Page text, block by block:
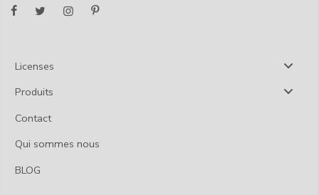
Licenses
Produits
Contact
Qui sommes nous
BLOG